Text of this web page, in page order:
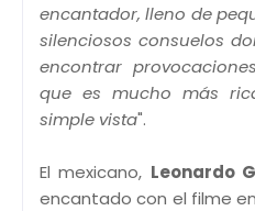
encantador, lleno de
silenciosos consuelos
encontrar
que es mucho más
simple vista".
El mexicano, Leonardo
encantado con el filme